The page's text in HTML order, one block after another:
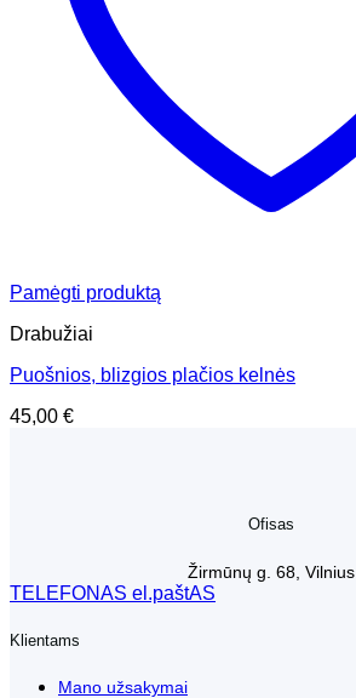
Pamėgti produktą
Drabužiai
Puošnios, blizgios plačios kelnės
45,00 €
Ofisas
Žirmūnų g. 68, Vilnius
TELEFONAS el.paštAS
Klientams
Mano užsakymai